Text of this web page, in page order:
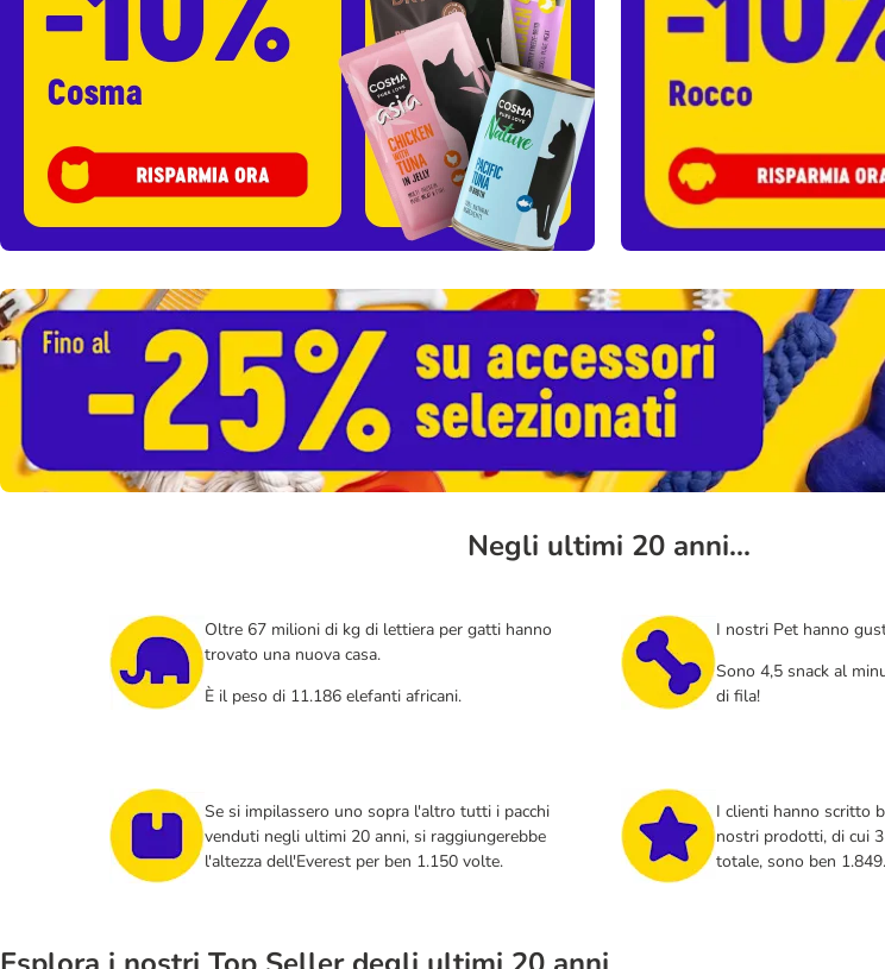
Negli ultimi 20 anni...
Oltre 67 milioni di kg di lettiera per gatti hanno
trovato una nuova casa.
È il peso di 11.186 elefanti africani.
I nostri Pet hanno
Sono 4,5 snack al
di fila!
Se si impilassero uno sopra l'altro tutti i pacchi
venduti negli ultimi 20 anni, si raggiungerebbe
l'altezza dell'Everest per ben 1.150 volte.
I clienti hanno scritto
nostri prodotti, di cui
totale, sono ben